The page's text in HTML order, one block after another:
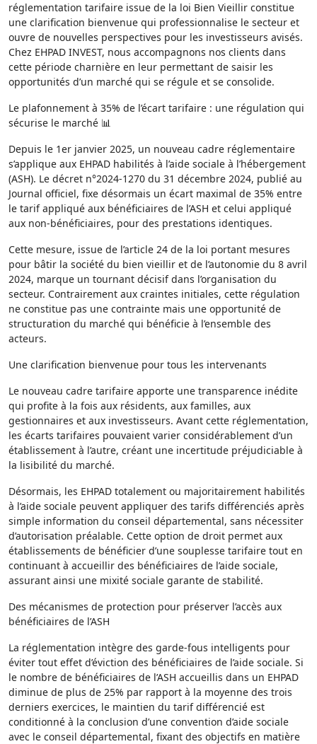
réglementation tarifaire issue de la loi Bien Vieillir constitue
une clarification bienvenue qui professionnalise le secteur et
ouvre de nouvelles perspectives pour les investisseurs avisés.
Chez EHPAD INVEST, nous accompagnons nos clients dans
cette période charnière en leur permettant de saisir les
opportunités d’un marché qui se régule et se consolide.
Le plafonnement à 35% de l’écart tarifaire : une régulation qui
sécurise le marché 📊
Depuis le 1er janvier 2025, un nouveau cadre réglementaire
s’applique aux EHPAD habilités à l’aide sociale à l’hébergement
(ASH). Le décret n°2024-1270 du 31 décembre 2024, publié au
Journal officiel, fixe désormais un écart maximal de 35% entre
le tarif appliqué aux bénéficiaires de l’ASH et celui appliqué
aux non-bénéficiaires, pour des prestations identiques.
Cette mesure, issue de l’article 24 de la loi portant mesures
pour bâtir la société du bien vieillir et de l’autonomie du 8 avril
2024, marque un tournant décisif dans l’organisation du
secteur. Contrairement aux craintes initiales, cette régulation
ne constitue pas une contrainte mais une opportunité de
structuration du marché qui bénéficie à l’ensemble des
acteurs.
Une clarification bienvenue pour tous les intervenants
Le nouveau cadre tarifaire apporte une transparence inédite
qui profite à la fois aux résidents, aux familles, aux
gestionnaires et aux investisseurs. Avant cette réglementation,
les écarts tarifaires pouvaient varier considérablement d’un
établissement à l’autre, créant une incertitude préjudiciable à
la lisibilité du marché.
Désormais, les EHPAD totalement ou majoritairement habilités
à l’aide sociale peuvent appliquer des tarifs différenciés après
simple information du conseil départemental, sans nécessiter
d’autorisation préalable. Cette option de droit permet aux
établissements de bénéficier d’une souplesse tarifaire tout en
continuant à accueillir des bénéficiaires de l’aide sociale,
assurant ainsi une mixité sociale garante de stabilité.
Des mécanismes de protection pour préserver l’accès aux
bénéficiaires de l’ASH
La réglementation intègre des garde-fous intelligents pour
éviter tout effet d’éviction des bénéficiaires de l’aide sociale. Si
le nombre de bénéficiaires de l’ASH accueillis dans un EHPAD
diminue de plus de 25% par rapport à la moyenne des trois
derniers exercices, le maintien du tarif différencié est
conditionné à la conclusion d’une convention d’aide sociale
avec le conseil départemental, fixant des objectifs en matière